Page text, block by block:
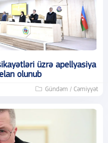
üzrə apellyasiya
olunub
Gündəm / Cəmiyyət